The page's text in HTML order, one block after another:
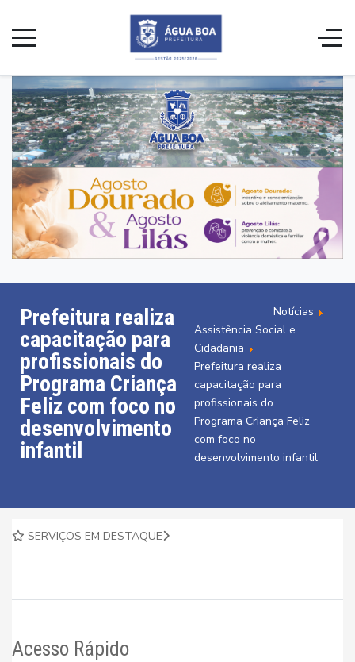
Prefeitura realiza
capacitação para
profissionais do
Programa Criança
Feliz com foco no
desenvolvimento
infantil
Notícias
Assistência Social e
Cidadania
Prefeitura realiza
capacitação para
profissionais do
Programa Criança Feliz
com foco no
desenvolvimento infantil
SERVIÇOS EM DESTAQUE
Acesso Rápido